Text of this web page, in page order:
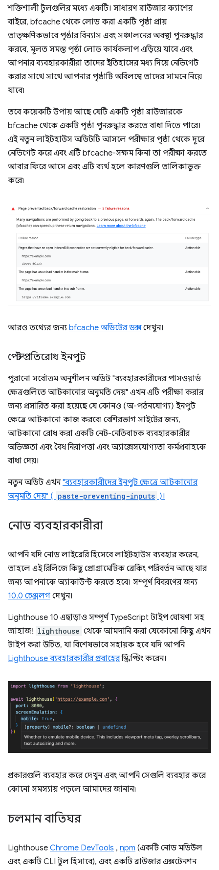
শক্তিশালী টুলগুলির মধ্যে একটি। সাধারণ ব্রাউজার ক্যাশের
বাইরে, bfcache থেকে লোড করা একটি পৃষ্ঠা প্রায়
তাত্ক্ষণিকভাবে পৃষ্ঠার বিন্যাস এবং সঞ্চালনের অবস্থা পুনরুদ্ধার
করবে, মূলত সমস্ত পৃষ্ঠা লোড কার্যকলাপ এড়িয়ে যাবে এবং
আপনার ব্যবহারকারীরা তাদের ইতিহাসের মধ্য দিয়ে নেভিগেট
করার সাথে সাথে আপনার পৃষ্ঠাটি অবিলম্বে তাদের সামনে নিয়ে
যাবে৷
তবে কয়েকটি উপায় আছে যেটি একটি পৃষ্ঠা ব্রাউজারকে
bfcache থেকে একটি পৃষ্ঠা পুনরুদ্ধার করতে বাধা দিতে পারে।
এই নতুন লাইটহাউস অডিটটি আসলে পরীক্ষার পৃষ্ঠা থেকে দূরে
নেভিগেট করে এবং এটি bfcache-সক্ষম কিনা তা পরীক্ষা করতে
আবার ফিরে আসে এবং এটি ব্যর্থ হলে কারণগুলি তালিকাভুক্ত
করে৷
আরও তথ্যের জন্য bfcache অডিটের ডক্সদেখুন।
পেস্ট প্রতিরোধ ইনপুট
পুরানো সর্বোত্তম অনুশীলন অডিট "ব্যবহারকারীদের পাসওয়ার্ড
ক্ষেত্রগুলিতে আটকানোর অনুমতি দেয়" এখন এটি পরীক্ষা করার
জন্য প্রসারিত করা হয়েছে যে কোনও (অ-পঠনযোগ্য) ইনপুট
ক্ষেত্রে আটকানো কাজ করবে৷ বেশিরভাগ সাইটের জন্য,
আটকানো রোধ করা একটি নেট-নেতিবাচক ব্যবহারকারীর
অভিজ্ঞতা এবং বৈধ নিরাপত্তা এবং অ্যাক্সেসযোগ্যতা কর্মপ্রবাহকে
বাধা দেয়।
নতুন অডিট এখন"ব্যবহারকারীদের ইনপুট ক্ষেত্রে আটকানোর
অনুমতি দেয়" ( paste-preventing-inputs )।
নোড ব্যবহারকারীরা
আপনি যদি নোড লাইব্রেরি হিসেবে লাইটহাউস ব্যবহার করেন,
তাহলে এই রিলিজে কিছু প্রোগ্রামেটিক ব্রেকিং পরিবর্তন আছে যার
জন্য আপনাকে অ্যাকাউন্ট করতে হবে। সম্পূর্ণ বিবরণের জন্য
10.0 চেঞ্জলগ দেখুন।
Lighthouse 10 এছাড়াও সম্পূর্ণ TypeScript টাইপ ঘোষণা সহ
জাহাজ! lighthouse থেকে আমদানি করা যেকোনো কিছু এখন
টাইপ করা উচিত, যা বিশেষভাবে সহায়ক হবে যদি আপনি
Lighthouse ব্যবহারকারীর প্রবাহেরস্ক্রিপ্টিং করেন।
প্রকারগুলি ব্যবহার করে দেখুন এবং আপনি সেগুলি ব্যবহার করে
কোনো সমস্যায় পড়লে আমাদের জানান৷
চলমান বাতিঘর
Lighthouse Chrome DevTools , npm (একটি নোড মডিউল
এবং একটি CLI টুল হিসাবে), এবং একটি ব্রাউজার এক্সটেনশন